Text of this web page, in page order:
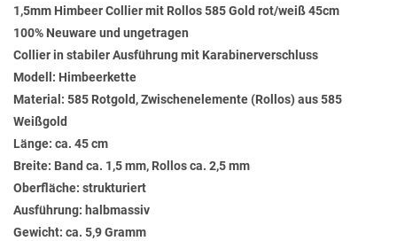
1,5mm Himbeer Collier mit Rollos 585 Gold rot/weiß 45cm
100% Neuware und ungetragen
Collier in stabiler Ausführung mit Karabinerverschluss
Modell: Himbeerkette
Material: 585 Rotgold, Zwischenelemente (Rollos) aus 585
Weißgold
Länge: ca. 45 cm
Breite: Band ca. 1,5 mm, Rollos ca. 2,5 mm
Oberfläche: strukturiert
Ausführung: halbmassiv
Gewicht: ca. 5,9 Gramm